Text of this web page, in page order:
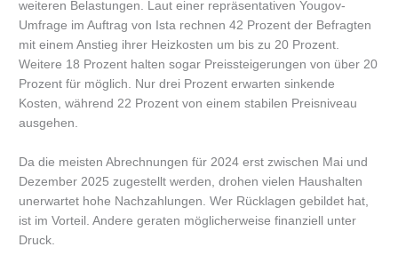
weiteren Belastungen. Laut einer repräsentativen Yougov-
Umfrage im Auftrag von Ista rechnen 42 Prozent der Befragten
mit einem Anstieg ihrer Heizkosten um bis zu 20 Prozent.
Weitere 18 Prozent halten sogar Preissteigerungen von über 20
Prozent für möglich. Nur drei Prozent erwarten sinkende
Kosten, während 22 Prozent von einem stabilen Preisniveau
ausgehen.
Da die meisten Abrechnungen für 2024 erst zwischen Mai und
Dezember 2025 zugestellt werden, drohen vielen Haushalten
unerwartet hohe Nachzahlungen. Wer Rücklagen gebildet hat,
ist im Vorteil. Andere geraten möglicherweise finanziell unter
Druck.